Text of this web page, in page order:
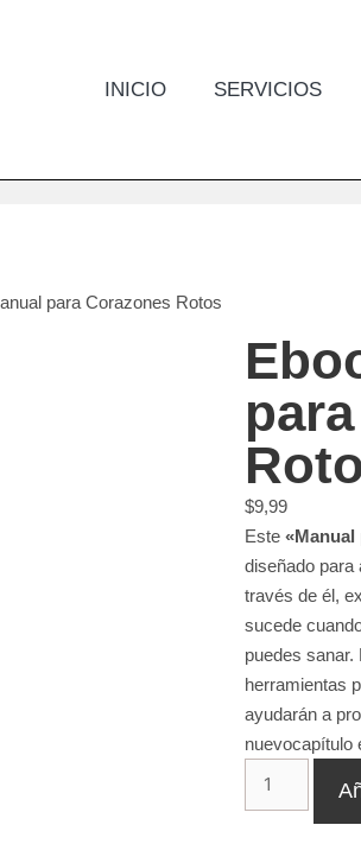
INICIO SERVICIOS
para Corazones Rotos
$9,99
Este «Manual
diseñado para
través de él,
sucede
puedes
herramientas
ayudarán a
nuevocapítulo